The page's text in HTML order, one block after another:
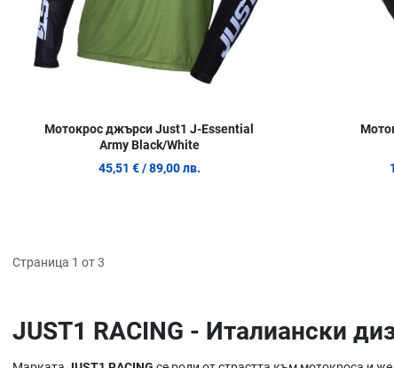
Мотокрос джърси Just1 J-Essential
Army Black/White
45,51 € / 89,00 лв.
Страница 1 от 3
JUST1 RACING - Италиански